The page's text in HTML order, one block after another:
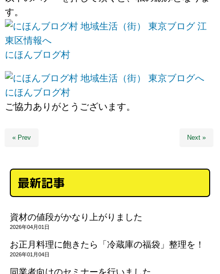
す。
にほんブログ村
にほんブログ村
ご協力ありがとうございます。
« Prev Next »
最新記事
資材の値段がかなり上がりました
2026年04月01日
お正月料理に飽きたら「冷蔵庫の福袋」整理を！
2026年01月04日